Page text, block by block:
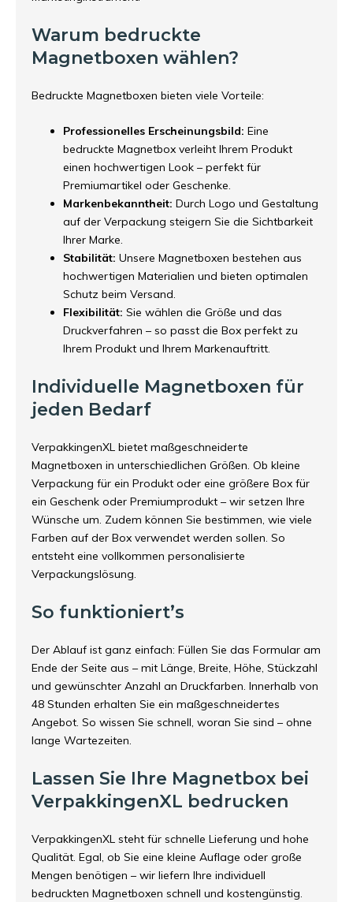
Warum bedruckte
Magnetboxen wählen?
Bedruckte Magnetboxen bieten viele Vorteile:
Professionelles Erscheinungsbild: Eine
bedruckte Magnetbox verleiht Ihrem Produkt
einen hochwertigen Look – perfekt für
Premiumartikel oder Geschenke.
Markenbekanntheit: Durch Logo und Gestaltung
auf der Verpackung steigern Sie die Sichtbarkeit
Ihrer Marke.
Stabilität: Unsere Magnetboxen bestehen aus
hochwertigen Materialien und bieten optimalen
Schutz beim Versand.
Flexibilität: Sie wählen die Größe und das
Druckverfahren – so passt die Box perfekt zu
Ihrem Produkt und Ihrem Markenauftritt.
Individuelle Magnetboxen für
jeden Bedarf
VerpakkingenXL bietet maßgeschneiderte
Magnetboxen in unterschiedlichen Größen. Ob kleine
Verpackung für ein Produkt oder eine größere Box für
ein Geschenk oder Premiumprodukt – wir setzen Ihre
Wünsche um. Zudem können Sie bestimmen, wie viele
Farben auf der Box verwendet werden sollen. So
entsteht eine vollkommen personalisierte
Verpackungslösung.
So funktioniert’s
Der Ablauf ist ganz einfach: Füllen Sie das Formular am
Ende der Seite aus – mit Länge, Breite, Höhe, Stückzahl
und gewünschter Anzahl an Druckfarben. Innerhalb von
48 Stunden erhalten Sie ein maßgeschneidertes
Angebot. So wissen Sie schnell, woran Sie sind – ohne
lange Wartezeiten.
Lassen Sie Ihre Magnetbox bei
VerpakkingenXL bedrucken
VerpakkingenXL steht für schnelle Lieferung und hohe
Qualität. Egal, ob Sie eine kleine Auflage oder große
Mengen benötigen – wir liefern Ihre individuell
bedruckten Magnetboxen schnell und kostengünstig.